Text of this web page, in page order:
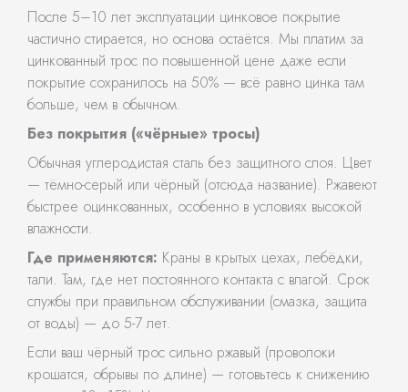
После 5–10 лет эксплуатации цинковое покрытие
частично стирается, но основа остаётся. Мы платим за
цинкованный трос по повышенной цене даже если
покрытие сохранилось на 50% — всё равно цинка там
больше, чем в обычном.
Без покрытия («чёрные» тросы)
Обычная углеродистая сталь без защитного слоя. Цвет
— тёмно-серый или чёрный (отсюда название). Ржавеют
быстрее оцинкованных, особенно в условиях высокой
влажности.
Где применяются: Краны в крытых цехах, лебёдки,
тали. Там, где нет постоянного контакта с влагой. Срок
службы при правильном обслуживании (смазка, защита
от воды) — до 5-7 лет.
Если ваш чёрный трос сильно ржавый (проволоки
крошатся, обрывы по длине) — готовьтесь к снижению